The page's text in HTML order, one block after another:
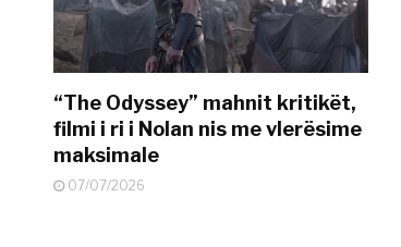
“The Odyssey” mahnit kritikët,
filmi i ri i Nolan nis me vlerësime
maksimale
07/07/2026